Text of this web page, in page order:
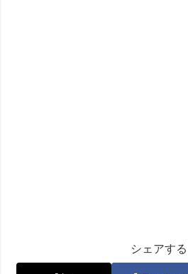
シェアする